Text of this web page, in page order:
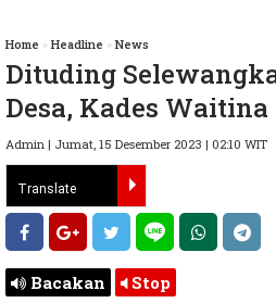
Home » Headline » News
Dituding
Desa, Kades
Admin | Jumat, 15 Desember 2023 | 02:10 WIT
Bacakan Stop